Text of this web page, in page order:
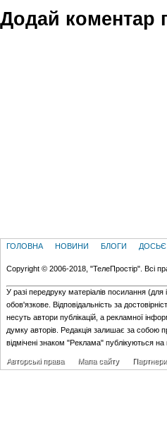
Додай коментар
ГОЛОВНА НОВИНИ БЛОГИ ДОСЬЄ
Copyright © 2006-2018, "ТелеПростір". Всі
У разі передруку матеріалів посилання
обов'язкове. Відповідальність за
несуть автори публікацій, а рекламної
думку авторів. Редакція залишає за собою
відмічені знаком "Реклама" публікуються
Авторські права Мапа сайту